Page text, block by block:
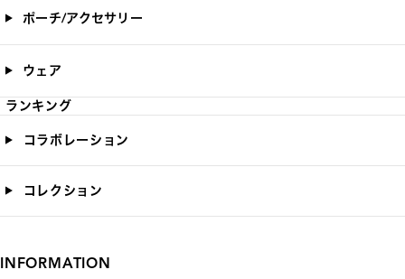
ポーチ/アクセサリー
ウェア
ランキング
コラボレーション
コレクション
INFORMATION